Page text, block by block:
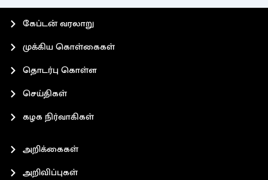
கேப்டன் வரலாறு
முக்கிய கொள்கைகள்
தொடர்பு கொள்ள
செய்திகள்
கழக நிர்வாகிகள்
அறிக்கைகள்
அறிவிப்புகள்